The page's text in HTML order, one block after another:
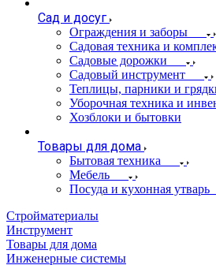
Сад и досуг
Ограждения и заборы
Садовая техника и
Садовые дорожки
Садовый инструмент
Теплицы, парники и
Уборочная техника и
Хозблоки и бытовки
Товары для дома
Бытовая техника
Мебель
Посуда и кухонная утварь
Стройматериалы
Инструмент
Товары для дома
Инженерные системы